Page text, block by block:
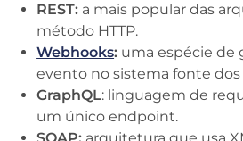
REST: a mais popular das
método HTTP.
Webhooks: uma espécie de
evento no sistema fonte dos
GraphQL: linguagem de
um único endpoint.